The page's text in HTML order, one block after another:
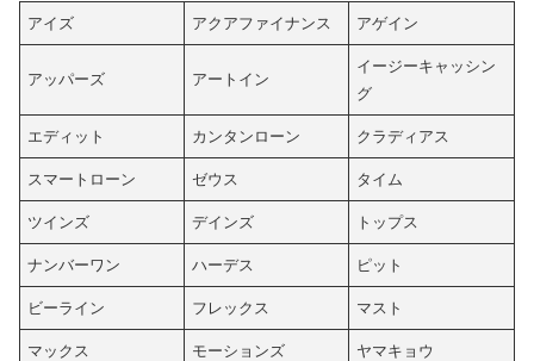
アイズ アクアファイナンス アゲイン
アッパーズ アートイン
イージーキャッシン
グ
エディット カンタンローン クラディアス
スマートローン ゼウス タイム
ツインズ デインズ トップス
ナンバーワン ハーデス ピット
ビーライン フレックス マスト
マックス モーションズ ヤマキョウ